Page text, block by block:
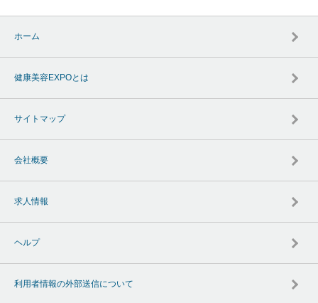
ホーム
健康美容EXPOとは
サイトマップ
会社概要
求人情報
ヘルプ
利用者情報の外部送信について